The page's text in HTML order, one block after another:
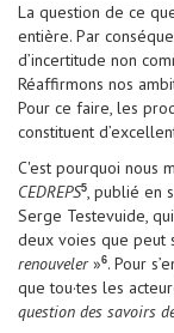
La question de ce
entière. Par
d’incertitude non
Réaffirmons nos
Pour ce faire, les
constituent
C'est pourquoi nous
CEDREPS5, publié en
Serge Testevuide,
deux voies que peut
renouveler»6. Pour
que tou·tes les
question des savoirs